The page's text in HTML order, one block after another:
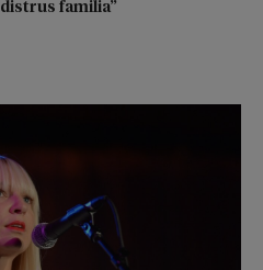
distrus familia”